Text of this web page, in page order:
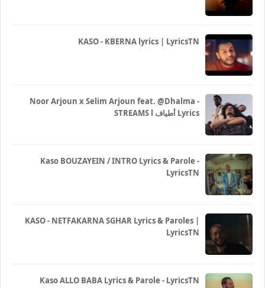
KASO - KBERNA lyrics | LyricsTN
Noor Arjoun x Selim Arjoun feat. @Dhalma -
STREAMS l أطياف Lyrics
Kaso BOUZAYEIN / INTRO Lyrics & Parole -
LyricsTN
KASO - NETFAKARNA SGHAR Lyrics & Paroles |
LyricsTN
Kaso ALLO BABA Lyrics & Parole - LyricsTN